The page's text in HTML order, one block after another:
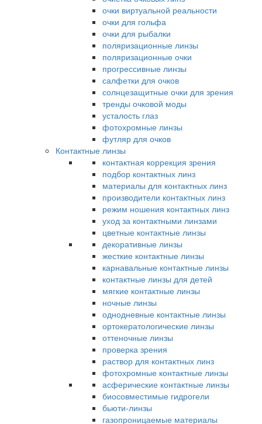
очки виртуальной реальности
очки для гольфа
очки для рыбалки
поляризационные линзы
поляризационные очки
прогрессивные линзы
салфетки для очков
солнцезащитные очки для зрения
тренды очковой моды
усталость глаз
фотохромные линзы
футляр для очков
Контактные линзы
контактная коррекция зрения
подбор контактных линз
материалы для контактных линз
производители контактных линз
режим ношения контактных линз
уход за контактными линзами
цветные контактные линзы
декоративные линзы
жесткие контактные линзы
карнавальные контактные линзы
контактные линзы для детей
мягкие контактные линзы
ночные линзы
однодневные контактные линзы
ортокератологические линзы
оттеночные линзы
проверка зрения
раствор для контактных линз
фотохромные контактные линзы
асферические контактные линзы
биосовместимые гидрогели
бьюти-линзы
газопроницаемые материалы